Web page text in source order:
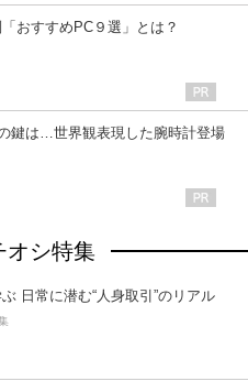
おすすめPC９選」とは？
鍵は…世界観表現した腕時計登場
オシ特集
日常に潜む“人身取引”のリアル